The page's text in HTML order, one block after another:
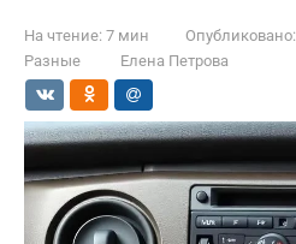
На чтение: 7 мин Опубликовано:
Разные
Елена Петрова